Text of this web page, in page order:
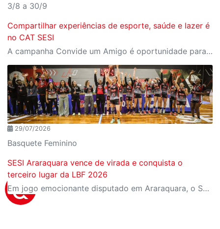
3/8 a 30/9
Compartilhar experiências de esporte, saúde e lazer é
no CAT SESI
A campanha Convide um Amigo é oportunidade para reunir amigos para aproveitar juntos toda estrutura da unidade SESI-SP mais próxima. Os benefícios para clientes e convidados estão no regulamento
29/07/2026
Basquete Feminino
SESI Araraquara vence de virada e conquista o
terceiro lugar da LBF 2026
Em jogo emocionante disputado em Araraquara, o SESI Araraquara Basquete superou um déficit de quase 20 pontos, contou com o apoio massivo da torcida e derrotou o Cerrado BRB por 77 a 71, conquistando o terceiro lugar da LBF Loterias Caixa 2026